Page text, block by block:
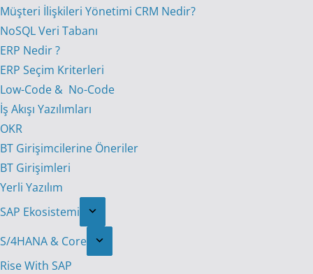
Müşteri İlişkileri Yönetimi CRM Nedir?
NoSQL Veri Tabanı
ERP Nedir ?
ERP Seçim Kriterleri
Low-Code & No-Code
İş Akışı Yazılımları
OKR
BT Girişimcilerine Öneriler
BT Girişimleri
Yerli Yazılım
SAP Ekosistemi
S/4HANA & Core
Rise With SAP